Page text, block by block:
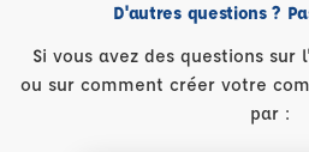
D'autres questions ?
Si vous avez des questions
ou sur comment créer votre
par :